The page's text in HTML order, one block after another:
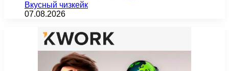
Вкусный чизкейк
07.08.2026